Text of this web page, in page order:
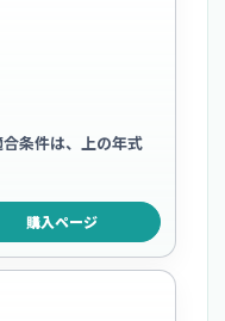
条件は、上の年式
購入ページ